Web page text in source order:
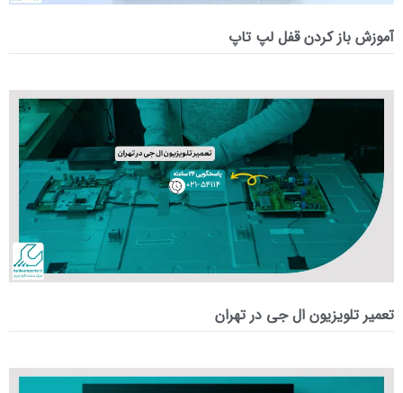
آموزش باز کردن قفل لپ تاپ
تعمیر تلویزیون ال جی در تهران